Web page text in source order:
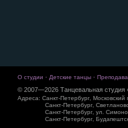
О студии · Детские танцы ·
© 2007—2026 Танцевальная
Адреса: Санкт-Петербург, Московский
Санкт-Петербург,
Санкт-Петербург, ул.
Санкт-Петербург,